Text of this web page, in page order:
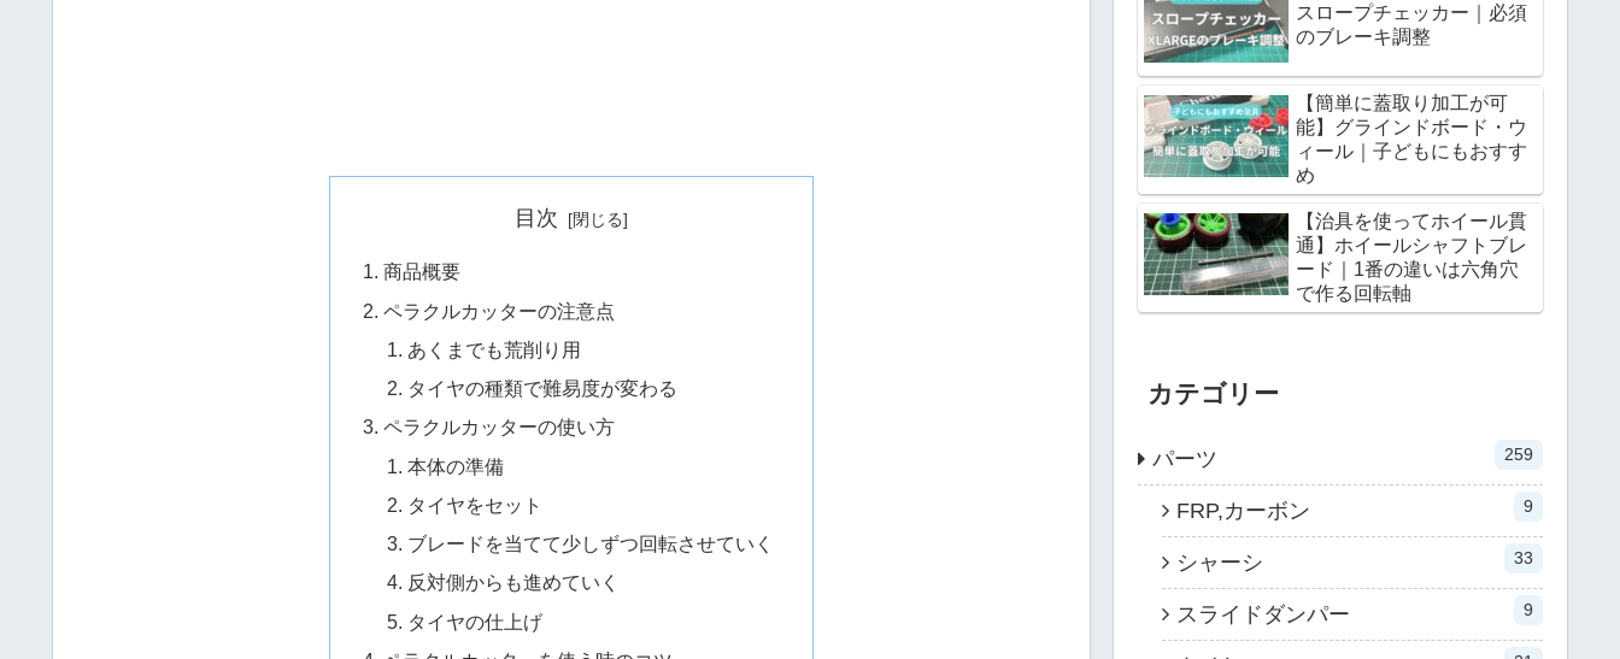
目次
商品概要
ペラクルカッターの注意点
あくまでも荒削り用
タイヤの種類で難易度が変わる
ペラクルカッターの使い方
本体の準備
タイヤをセット
ブレードを当てて少しずつ回転させていく
反対側からも進めていく
タイヤの仕上げ
スロープチェッカー｜必須
のブレーキ調整
【簡単に蓋取り加工が可
能】グラインドボード・ウ
ィール｜子どもにもおすす
め
【治具を使ってホイール貫
通】ホイールシャフトブレ
ード｜1番の違いは六角穴
で作る回転軸
カテゴリー
パーツ 259
FRP,カーボン 9
シャーシ 33
スライドダンパー 9